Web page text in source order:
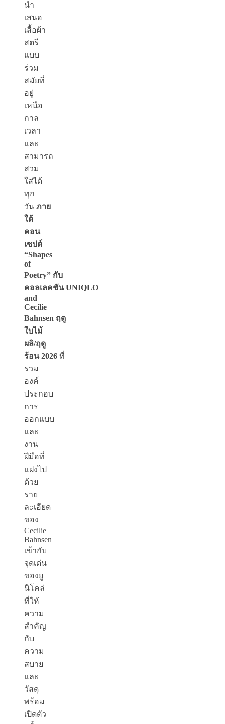
นำ
เสนอ
เสื้อผ้า
สตรี
แบบ
ร่วม
สมัยที่
อยู่
เหนือ
กาล
เวลา
และ
สามารถ
สวม
ใส่ได้
ทุก
วัน ภาย
ใต้
คอน
เซปต์
“Shapes
of
Poetry” กับ
คอลเลคชัน UNIQLO
and
Cecilie
Bahnsen ฤดู
ใบไม้
ผลิ/ฤดู
ร้อน 2026 ที่
รวม
องค์
ประกอบ
การ
ออกแบบ
และ
งาน
ฝีมือที่
แฝงไป
ด้วย
ราย
ละเอียด
ของ
Cecilie
Bahnsen
เข้ากับ
จุดเด่น
ของยู
นิโคล่
ที่ให้
ความ
สำคัญ
กับ
ความ
สบาย
และ
วัสดุ
พร้อม
เปิดตัว